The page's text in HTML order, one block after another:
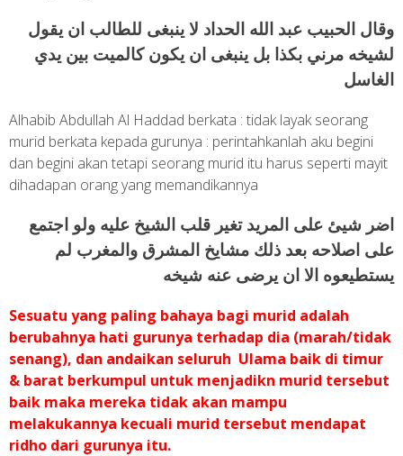
وقال الحبيب عبد الله الحداد لا ينبغى للطالب ان يقول
لشيخه مرني بكذا بل ينبغى ان يكون كالميت بين يدي
الغاسل
Alhabib Abdullah Al Haddad berkata : tidak layak seorang
murid berkata kepada gurunya : perintahkanlah aku begini
dan begini akan tetapi seorang murid itu harus seperti mayit
dihadapan orang yang memandikannya
اضر شيئ على المريد تغير قلب الشيخ عليه ولو اجتمع
على اصلاحه بعد ذلك مشايخ المشرق والمغرب لم
يستطيعوه الا ان يرضى عنه شيخه
Sesuatu yang paling bahaya bagi murid adalah
berubahnya hati gurunya terhadap dia (marah/tidak
senang), dan andaikan seluruh Ulama baik di timur
& barat berkumpul untuk menjadikn murid tersebut
baik maka mereka tidak akan mampu
melakukannya kecuali murid tersebut mendapat
ridho dari gurunya itu.